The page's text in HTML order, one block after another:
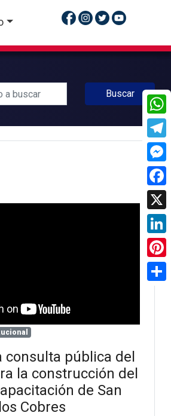
Buscar
consulta pública del
la construcción del
de San
Cobres
X